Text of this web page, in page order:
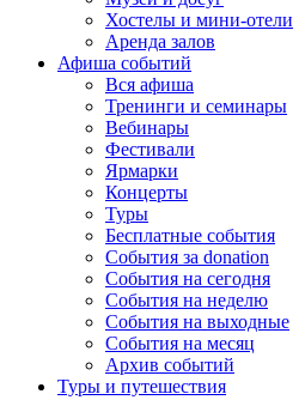
Хостелы и мини-отели
Аренда залов
Афиша событий
Вся афиша
Тренинги и семинары
Вебинары
Фестивали
Ярмарки
Концерты
Туры
Бесплатные события
События за donation
События на сегодня
События на неделю
События на выходные
События на месяц
Архив событий
Туры и путешествия